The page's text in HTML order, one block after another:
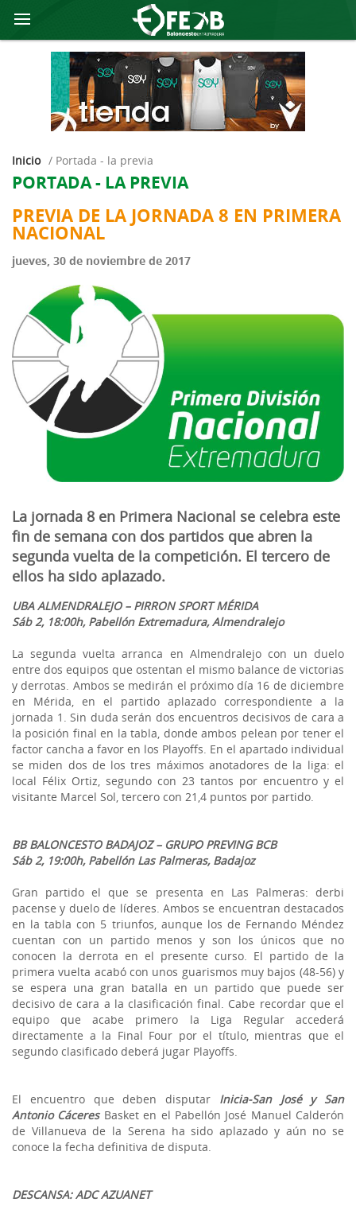
Inicio / portada - la previa
PORTADA - LA PREVIA
PREVIA DE LA JORNADA 8 EN PRIMERA
NACIONAL
jueves, 30 de noviembre de 2017
La jornada 8 en Primera Nacional se celebra este
fin de semana con dos partidos que abren la
segunda vuelta de la competición. El tercero de
ellos ha sido aplazado.
UBA ALMENDRALEJO – PIRRON SPORT MÉRIDA
Sáb 2, 18:00h, Pabellón Extremadura, Almendralejo
La segunda vuelta arranca en Almendralejo con un duelo
entre dos equipos que ostentan el mismo balance de victorias
y derrotas. Ambos se medirán el próximo día 16 de diciembre
en Mérida, en el partido aplazado correspondiente a la
jornada 1. Sin duda serán dos encuentros decisivos de cara a
la posición final en la tabla, donde ambos pelean por tener el
factor cancha a favor en los Playoffs. En el apartado individual
se miden dos de los tres máximos anotadores de la liga: el
local Félix Ortiz, segundo con 23 tantos por encuentro y el
visitante Marcel Sol, tercero con 21,4 puntos por partido.
BB BALONCESTO BADAJOZ – GRUPO PREVING BCB
Sáb 2, 19:00h, Pabellón Las Palmeras, Badajoz
Gran partido el que se presenta en Las Palmeras: derbi
pacense y duelo de líderes. Ambos se encuentran destacados
en la tabla con 5 triunfos, aunque los de Fernando Méndez
cuentan con un partido menos y son los únicos que no
conocen la derrota en el presente curso. El partido de la
primera vuelta acabó con unos guarismos muy bajos (48-56) y
se espera una gran batalla en un partido que puede ser
decisivo de cara a la clasificación final. Cabe recordar que el
equipo que acabe primero la Liga Regular accederá
directamente a la Final Four por el título, mientras que el
segundo clasificado deberá jugar Playoffs.
El encuentro que deben disputar Inicia-San José y San
Antonio CáceresBasket en el Pabellón José Manuel Calderón
de Villanueva de la Serena ha sido aplazado y aún no se
conoce la fecha definitiva de disputa.
DESCANSA: ADC AZUANET